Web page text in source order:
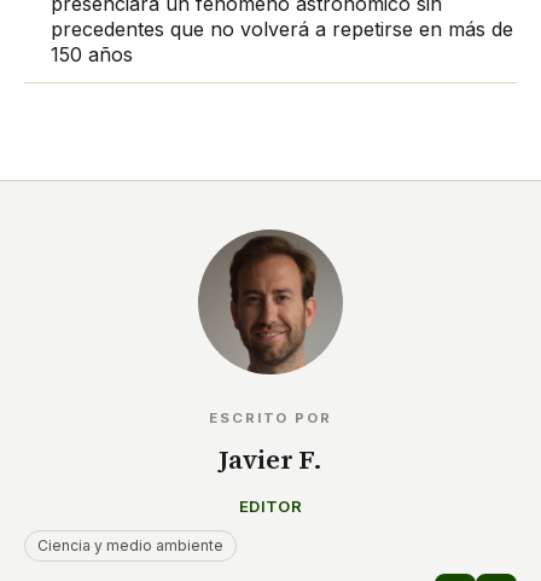
precedentes que no volverá a repetirse en más de
150 años
ESCRITO POR
Javier F.
EDITOR
Ciencia y medio ambiente